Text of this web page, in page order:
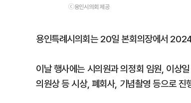
ⓒ용인시의회 제공
용인특례시의회는 20일 본회의장에서
이날 행사에는 시의원과 의정회 임원, 이상
의원상 등 시상, 폐회사, 기념촬영 등으로 진